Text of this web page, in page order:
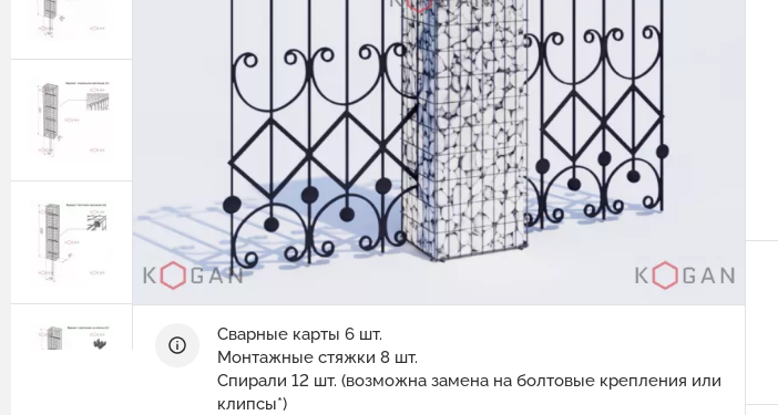
Защитные ограждения из сварной
сетки
Сетка двойного кручения для
габионов
Сетка сварная оцинкованная в картах
Геоматы РЕКОН-М
Геоматериалы
Инструмент и комплектующие для
габионов
Геотехнические расчёты
Программный комплекс GEO5
Природный камень для габионов
Эрклёз для габионов
Сварные карты 6 шт.
Монтажные стяжки 8 шт.
Спирали 12 шт. (возможна замена на болтовые крепления или
клипсы*)